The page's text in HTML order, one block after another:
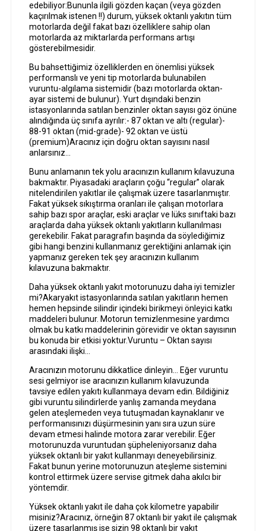
edebiliyor:Bununla ilgili gözden kaçan (veya gözden
kaçırılmak istenen !!) durum, yüksek oktanlı yakıtın tüm
motorlarda değil fakat bazı özelliklere sahip olan
motorlarda az miktarlarda performans artışı
gösterebilmesidir.
Bu bahsettiğimiz özelliklerden en önemlisi yüksek
performanslı ve yeni tip motorlarda bulunabilen
vuruntu-algılama sistemidir (bazı motorlarda oktan-
ayar sistemi de bulunur). Yurt dışındaki benzin
istasyonlarında satılan benzinler oktan sayısı göz önüne
alındığında üç sınıfa ayrılır:- 87 oktan ve altı (regular)-
88-91 oktan (mid-grade)- 92 oktan ve üstü
(premium)Aracınız için doğru oktan sayısını nasıl
anlarsınız…
Bunu anlamanın tek yolu aracınızın kullanım kılavuzuna
bakmaktır. Piyasadaki araçların çoğu “regular” olarak
nitelendirilen yakıtlar ile çalışmak üzere tasarlanmıştır.
Fakat yüksek sıkıştırma oranları ile çalışan motorlara
sahip bazı spor araçlar, eski araçlar ve lüks sınıftaki bazı
araçlarda daha yüksek oktanlı yakıtların kullanılması
gerekebilir. Fakat paragrafın başında da söylediğimiz
gibi hangi benzini kullanmanız gerektiğini anlamak için
yapmanız gereken tek şey aracınızın kullanım
kılavuzuna bakmaktır.
Daha yüksek oktanlı yakıt motorunuzu daha iyi temizler
mi?Akaryakıt istasyonlarında satılan yakıtların hemen
hemen hepsinde silindir içindeki birikmeyi önleyici katkı
maddeleri bulunur. Motorun temizlenmesine yardımcı
olmak bu katkı maddelerinin görevidir ve oktan sayısının
bu konuda bir etkisi yoktur.Vuruntu – Oktan sayısı
arasındaki ilişki…
Aracınızın motorunu dikkatlice dinleyin… Eğer vuruntu
sesi gelmiyor ise aracınızın kullanım kılavuzunda
tavsiye edilen yakıtı kullanmaya devam edin. Bildiğiniz
gibi vuruntu silindirlerde yanlış zamanda meydana
gelen ateşlemeden veya tutuşmadan kaynaklanır ve
performanısınızı düşürmesinin yanı sıra uzun süre
devam etmesi halinde motora zarar verebilir. Eğer
motorunuzda vuruntudan şüpheleniyorsanız daha
yüksek oktanlı bir yakıt kullanmayı deneyebilirsiniz.
Fakat bunun yerine motorunuzun ateşleme sistemini
kontrol ettirmek üzere servise gitmek daha akılcı bir
yöntemdir.
Yüksek oktanlı yakıt ile daha çok kilometre yapabilir
misiniz?Aracınız, örneğin 87 oktanlı bir yakıt ile çalışmak
üzere tasarlanmış ise sizin 98 oktanlı bir yakıt